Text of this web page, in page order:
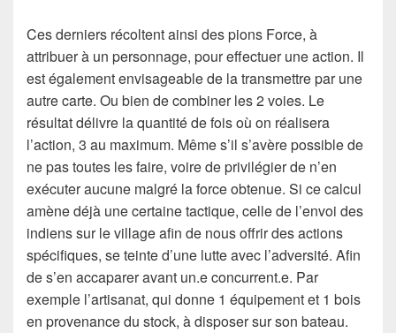
Ces derniers récoltent ainsi des pions Force, à
attribuer à un personnage, pour effectuer une action. Il
est également envisageable de la transmettre par une
autre carte. Ou bien de combiner les 2 voies. Le
résultat délivre la quantité de fois où on réalisera
l’action, 3 au maximum. Même s’il s’avère possible de
ne pas toutes les faire, voire de privilégier de n’en
exécuter aucune malgré la force obtenue. Si ce calcul
amène déjà une certaine tactique, celle de l’envoi des
indiens sur le village afin de nous offrir des actions
spécifiques, se teinte d’une lutte avec l’adversité. Afin
de s’en accaparer avant un.e concurrent.e. Par
exemple l’artisanat, qui donne 1 équipement et 1 bois
en provenance du stock, à disposer sur son bateau.